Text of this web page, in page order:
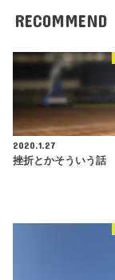
RECOMMEND
2020.1.27
挫折とかそういう話